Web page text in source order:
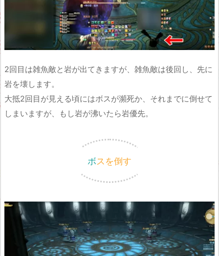
2回目は雑魚敵と岩が出てきますが、雑魚敵は後回し、先に
岩を壊します。
大抵2回目が見える頃にはボスが瀕死か、それまでに倒せて
しまいますが、もし岩が沸いたら岩優先。
ボスを倒す